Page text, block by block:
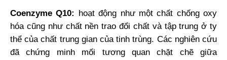
Coenzyme Q10: hoạt động như một chất chống oxy
hóa cũng như chất nền trao đổi chất và tập trung ở ty
thể của chất trung gian của tinh trùng. Các nghiên cứu
đã chứng minh mối tương quan chặt chẽ giữa